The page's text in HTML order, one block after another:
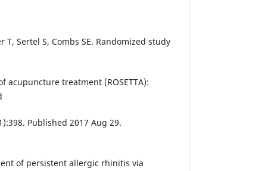
T, Sertel S, Combs SE. Randomized study
acupuncture treatment (ROSETTA):
Published 2017 Aug 29.
of persistent allergic rhinitis via